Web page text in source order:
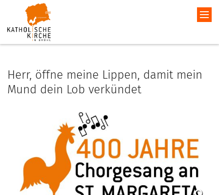
Herr, öffne meine Lippen, damit mein
Mund dein Lob verkündet